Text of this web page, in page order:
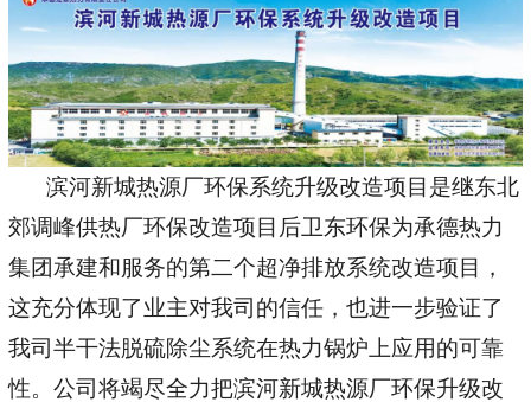
滨河新城热源厂环保系统升级改造项目是继东北
郊调峰供热厂环保改造项目后卫东环保为承德热力
集团承建和服务的第二个超净排放系统改造项目，
这充分体现了业主对我司的信任，也进一步验证了
我司半干法脱硫除尘系统在热力锅炉上应用的可靠
性。公司将竭尽全力把滨河新城热源厂环保升级改